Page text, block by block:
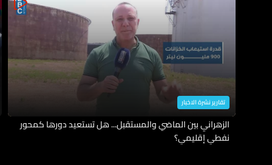
تقارير نشرة الاخبار
الزهراني بين الماضي والمستقبل... هل تستعيد دورها كمحور
نفطي إقليمي؟